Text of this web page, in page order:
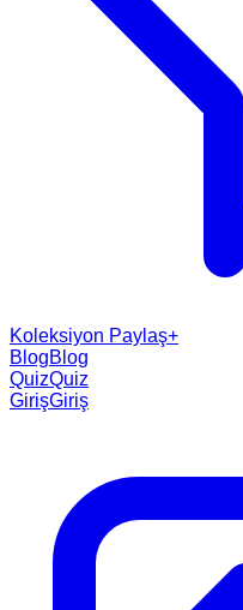
Koleksiyon Paylaş+
BlogBlog
QuizQuiz
GirişGiriş